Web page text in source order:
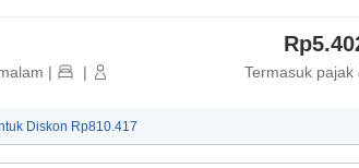
| | Termasuk pajak
Diskon Rp810.417